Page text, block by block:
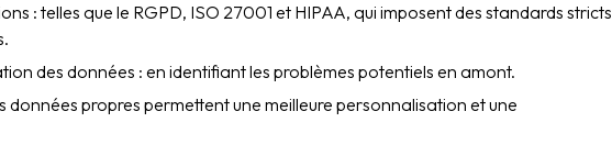
: telles que le RGPD, ISO 27001 et HIPAA, qui imposent des standards stricts
des données : en identifiant les problèmes potentiels en amont.
données propres permettent une meilleure personnalisation et une